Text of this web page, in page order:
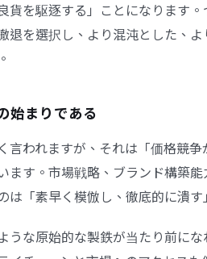
貨を駆逐する」ことになります
退を選択し、より混沌とした、
始まりである
われますが、それは「価格競争
ます。市場戦略、ブランド構築
「素早く模倣し、徹底的に潰す
うな原始的な製鉄が当たり前に